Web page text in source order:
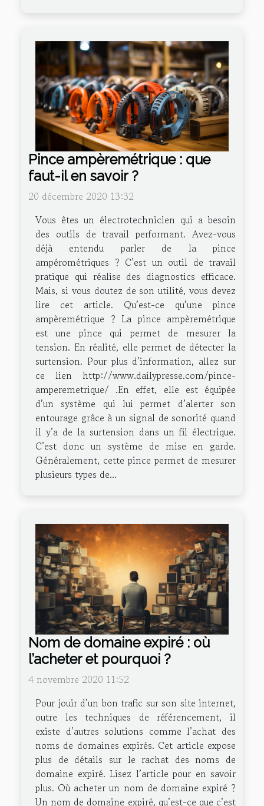
Pince ampèremétrique : que
faut-il en savoir ?
20 décembre 2020 13:32
Vous êtes un électrotechnicien qui a besoin
des outils de travail performant. Avez-vous
déjà entendu parler de la pince
ampérométriques ? C’est un outil de travail
pratique qui réalise des diagnostics efficace.
Mais, si vous doutez de son utilité, vous devez
lire cet article. Qu’est-ce qu’une pince
ampèremétrique ? La pince ampèremétrique
est une pince qui permet de mesurer la
tension. En réalité, elle permet de détecter la
surtension. Pour plus d’information, allez sur
ce lien http://www.dailypresse.com/pince-
amperemetrique/ .En effet, elle est équipée
d’un système qui lui permet d’alerter son
entourage grâce à un signal de sonorité quand
il y’a de la surtension dans un fil électrique.
C’est donc un système de mise en garde.
Généralement, cette pince permet de mesurer
plusieurs types de...
Nom de domaine expiré : où
l’acheter et pourquoi ?
4 novembre 2020 11:52
Pour jouir d’un bon trafic sur son site internet,
outre les techniques de référencement, il
existe d’autres solutions comme l’achat des
noms de domaines expirés. Cet article expose
plus de détails sur le rachat des noms de
domaine expiré. Lisez l’article pour en savoir
plus. Où acheter un nom de domaine expiré ?
Un nom de domaine expiré, qu’est-ce que c’est